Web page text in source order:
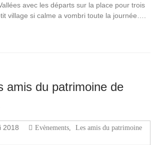
avec les départs sur la place pour trois
village si calme a vombri toute la journée….
amis du patrimoine de
2018 Evènements,
Les amis du patrimoine